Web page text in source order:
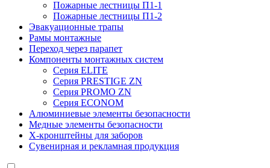
Пожарные лестницы П1-1
Пожарные лестницы П1-2
Эвакуационные трапы
Рамы монтажные
Переход через парапет
Компоненты монтажных систем
Серия ELITE
Серия PRESTIGE ZN
Серия PROMO ZN
Серия ECONOM
Алюминиевые элементы безопасности
Медные элементы безопасности
X-кронштейны для заборов
Сувенирная и рекламная продукция